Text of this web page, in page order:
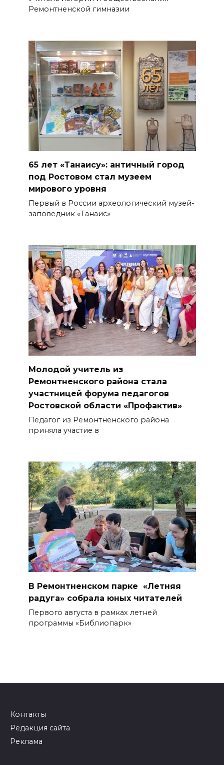
Ремонтненской гимназии
65 лет «Танаису»: античный город
под Ростовом стал музеем
мирового уровня
Первый в России археологический музей-
заповедник «Танаис»
Молодой учитель из
Ремонтненского района стала
участницей форума педагогов
Ростовской области «Профактив»
Педагог из Ремонтненского района
приняла участие в
В Ремонтненском парке «Летняя
радуга» собрала юных читателей
Первого августа в рамках летней
программы «Библиопарк»
Контакты
Редакция сайта
Реклама